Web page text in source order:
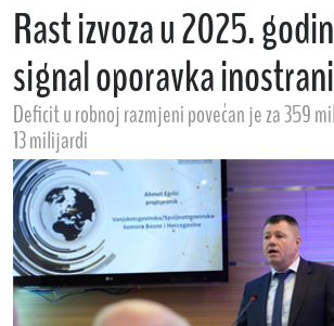
Rast izvoza u 2025.
signal oporavka
Deficit u robnoj razmjeni povećan je za 359
13 milijardi